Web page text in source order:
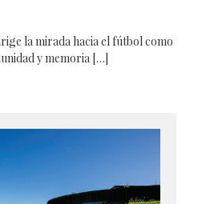
la mirada hacia el fútbol como
y memoria […]